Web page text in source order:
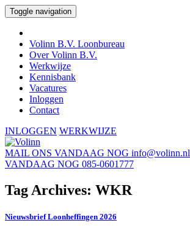
Toggle navigation
Volinn B.V. Loonbureau
Over Volinn B.V.
Werkwijze
Kennisbank
Vacatures
Inloggen
Contact
INLOGGEN WERKWIJZE
MAIL ONS VANDAAG NOG info@volinn.nl
VANDAAG NOG 085-0601777
Tag Archives: WKR
Nieuwsbrief Loonheffingen 2026